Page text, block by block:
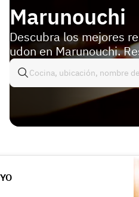
Marunouchi
Descubra los mejores
udon en Marunouchi.